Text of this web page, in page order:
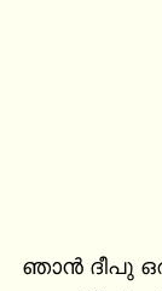
ഞാൻ ദീപു